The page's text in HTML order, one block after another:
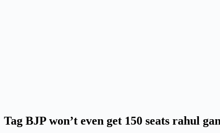
Tag BJP won’t even get 150 seats rahul